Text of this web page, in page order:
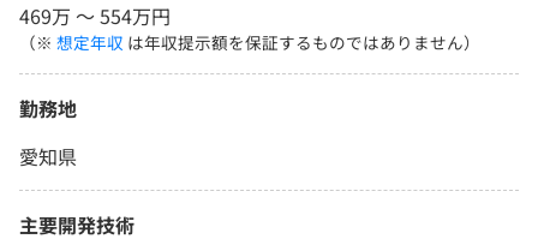
469万 〜 554万円
（※ 想定年収 は年収提示額を保証するものではありません）
勤務地
愛知県
主要開発技術